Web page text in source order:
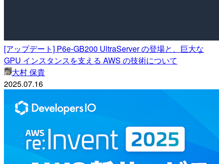
[アップデート] P6e-GB200 UltraServer の登場と、巨大な
GPU インスタンスを支える AWS の技術について
大村 保貴
2025.07.16